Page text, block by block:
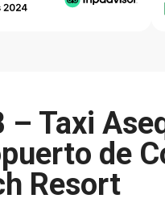
– Taxi
de
Resort